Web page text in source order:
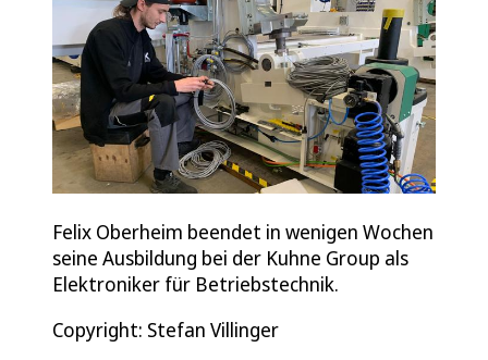
Felix Oberheim beendet in wenigen Wochen
seine Ausbildung bei der Kuhne Group als
Elektroniker für Betriebstechnik.
Copyright: Stefan Villinger